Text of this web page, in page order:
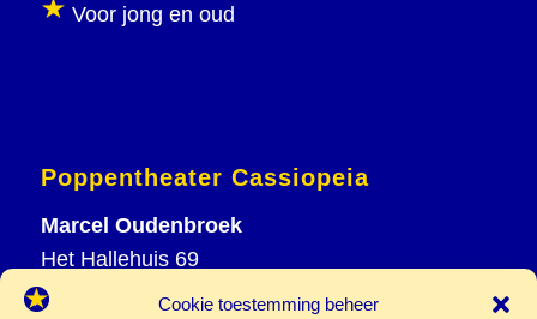
Cookie toestemming beheer
Voor jong en oud
Poppentheater Cassiopeia
Marcel Oudenbroek
Het Hallehuis 69
3823 VH Amersfoort